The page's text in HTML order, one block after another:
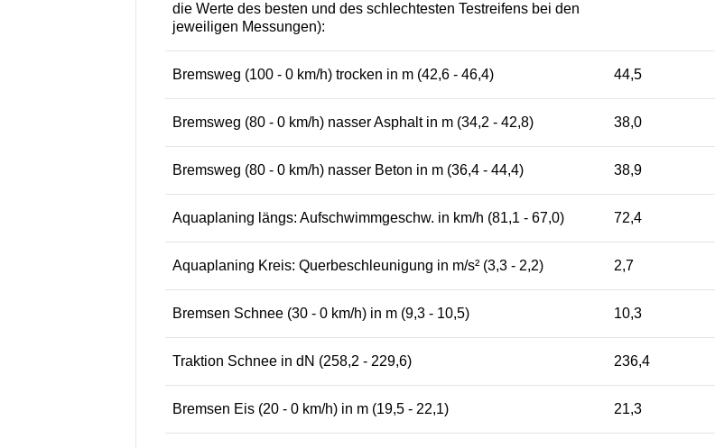
die Werte des besten und des schlechtesten Testreifens bei den
jeweiligen Messungen):
Bremsweg (100 - 0 km/h) trocken in m (42,6 - 46,4) 44,5
Bremsweg (80 - 0 km/h) nasser Asphalt in m (34,2 - 42,8) 38,0
Bremsweg (80 - 0 km/h) nasser Beton in m (36,4 - 44,4) 38,9
Aquaplaning längs: Aufschwimmgeschw. in km/h (81,1 - 67,0) 72,4
Aquaplaning Kreis: Querbeschleunigung in m/s² (3,3 - 2,2) 2,7
Bremsen Schnee (30 - 0 km/h) in m (9,3 - 10,5) 10,3
Traktion Schnee in dN (258,2 - 229,6) 236,4
Bremsen Eis (20 - 0 km/h) in m (19,5 - 22,1) 21,3